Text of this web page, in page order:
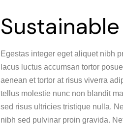
Egestas integer eget aliquet nibh
lacus luctus accumsan tortor
aenean et tortor at risus viverra
tellus molestie nunc non blandit
sed risus ultricies tristique nulla.
nibh sed pulvinar proin gravida.